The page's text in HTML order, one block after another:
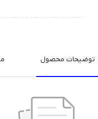
توضیحات محصول